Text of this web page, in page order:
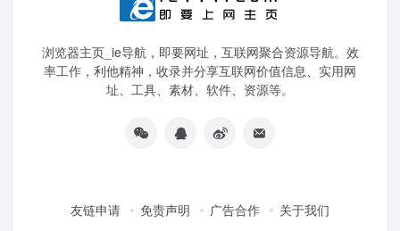
浏览器主页_ie导航，即要网址，互联网聚合资源导航。效
率工作，利他精神，收录并分享互联网价值信息、实用网
址、工具、素材、软件、资源等。
友链申请 免责声明 广告合作 关于我们